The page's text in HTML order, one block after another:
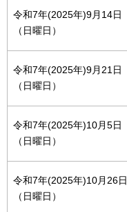
令和7年(2025年)9月14日
（日曜日）
令和7年(2025年)9月21日
（日曜日）
令和7年(2025年)10月5日
（日曜日）
令和7年(2025年)10月26日
（日曜日）